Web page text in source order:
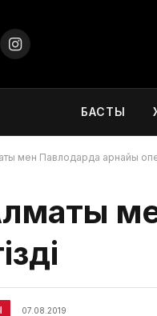
Instagram
БАСТЫ
мен Павлодарда арнайы
07.08.2019